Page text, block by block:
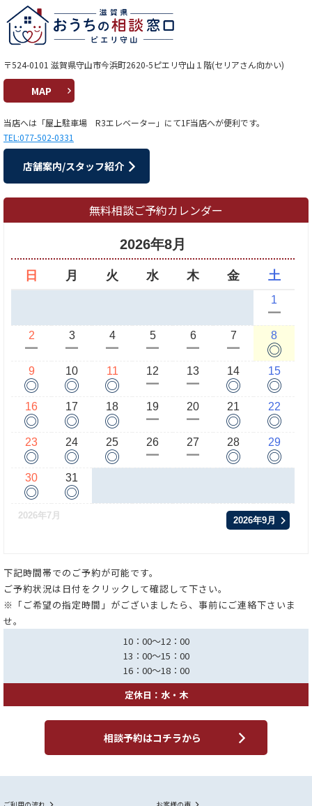
〒524-0101 滋賀県守山市今浜町2620-5ピエリ守山１階(セリアさん向かい)
MAP
当店へは「屋上駐車場 R3エレベーター」にて1F当店へが便利です。
TEL:077-502-0331
店舗案内/スタッフ紹介
無料相談ご予約カレンダー
2026年8月
日 月 火 水 木 金 土
1
ー
2
ー
3
ー
4
ー
5
ー
6
ー
7
ー
8
◎
9
◎
10
◎
11
◎
12
ー
13
ー
14
◎
15
◎
16
◎
17
◎
18
◎
19
ー
20
ー
21
◎
22
◎
23
◎
24
◎
25
◎
26
ー
27
ー
28
◎
29
◎
30
◎
31
◎
2026年7月 2026年9月
下記時間帯でのご予約が可能です。
ご予約状況は日付をクリックして確認して下さい。
※「ご希望の指定時間」がございましたら、事前にご連絡下さいま
せ。
10：00～12：00
13：00～15：00
16：00～18：00
定休日：水・木
相談予約はコチラから